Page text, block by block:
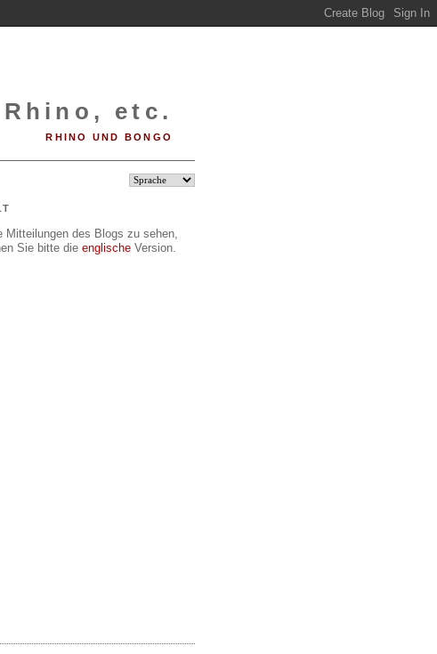
etc.
RHINO UND BONGO
Mitteilungen des Blogs zu sehen,
Sie bitte die englische Version.